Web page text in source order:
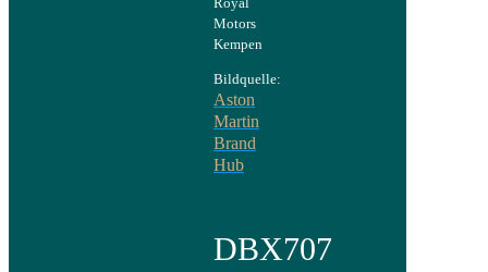
Bildquelle:
Aston
Martin
Brand
Hub
DBX707